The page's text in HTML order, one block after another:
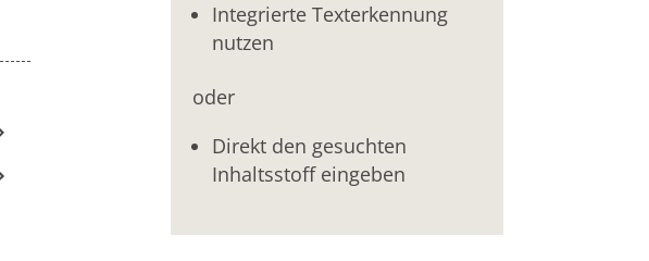
Integrierte Texterkennung
nutzen
oder
Direkt den gesuchten
Inhaltsstoff eingeben